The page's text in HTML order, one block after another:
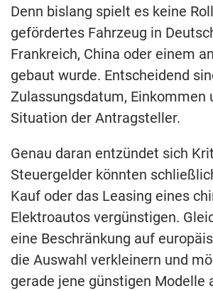
Denn bislang spielt es keine
gefördertes Fahrzeug in
Frankreich, China oder einem
gebaut wurde. Entscheidend
Zulassungsdatum, Einkommen
Situation der Antragsteller.
Genau daran entzündet sich
Steuergelder könnten
Kauf oder das Leasing eines
Elektroautos vergünstigen.
eine Beschränkung auf
die Auswahl verkleinern und
gerade jene günstigen Modelle